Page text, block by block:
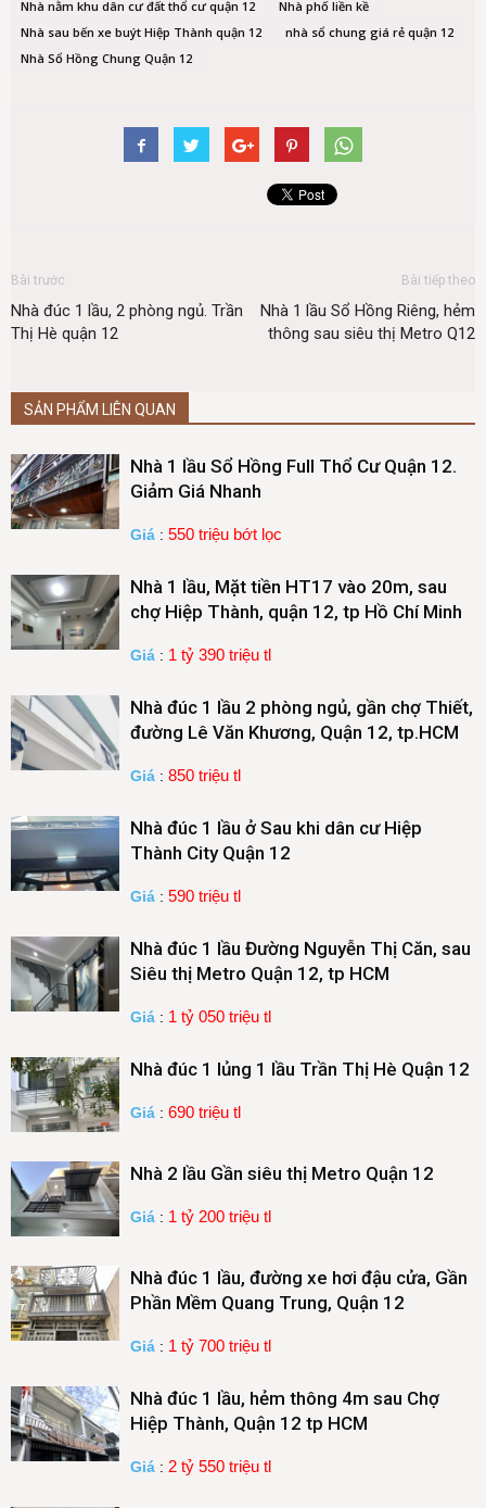
Nhà nằm khu dân cư đất thổ cư quận 12
Nhà phố liền kề
Nhà sau bến xe buýt Hiệp Thành quận 12
nhà sổ chung giá rẻ quận 12
Nhà Sổ Hồng Chung Quận 12
Bài trước
Nhà đúc 1 lầu, 2 phòng ngủ. Trần
Thị Hè quận 12
Bài tiếp theo
Nhà 1 lầu Sổ Hồng Riêng, hẻm
thông sau siêu thị Metro Q12
SẢN PHẨM LIÊN QUAN
Nhà 1 lầu Sổ Hồng Full Thổ Cư Quận 12.
Giảm Giá Nhanh
Giá : 550 triệu bớt lọc
Nhà 1 lầu, Mặt tiền HT17 vào 20m, sau
chợ Hiệp Thành, quận 12, tp Hồ Chí Minh
Giá : 1 tỷ 390 triệu tl
Nhà đúc 1 lầu 2 phòng ngủ, gần chợ Thiết,
đường Lê Văn Khương, Quận 12, tp.HCM
Giá : 850 triệu tl
Nhà đúc 1 lầu ở Sau khi dân cư Hiệp
Thành City Quận 12
Giá : 590 triệu tl
Nhà đúc 1 lầu Đường Nguyễn Thị Căn, sau
Siêu thị Metro Quận 12, tp HCM
Giá : 1 tỷ 050 triệu tl
Nhà đúc 1 lủng 1 lầu Trần Thị Hè Quận 12
Giá : 690 triệu tl
Nhà 2 lầu Gần siêu thị Metro Quận 12
Giá : 1 tỷ 200 triệu tl
Nhà đúc 1 lầu, đường xe hơi đậu cửa, Gần
Phần Mềm Quang Trung, Quận 12
Giá : 1 tỷ 700 triệu tl
Nhà đúc 1 lầu, hẻm thông 4m sau Chợ
Hiệp Thành, Quận 12 tp HCM
Giá : 2 tỷ 550 triệu tl